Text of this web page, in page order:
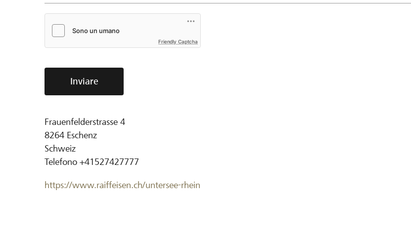
Friendly Captcha
Inviare
Frauenfelderstrasse 4
8264 Eschenz
Schweiz
Telefono +41527427777
https://www.raiffeisen.ch/untersee-rhein